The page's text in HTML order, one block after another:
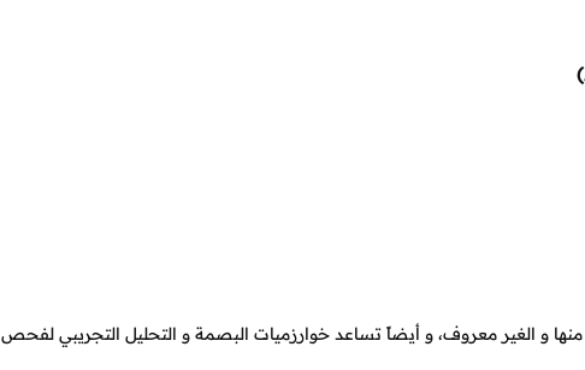
و الغير معروف، و أيضاً تساعد خوارزميات البصمة و التحليل التجريبي